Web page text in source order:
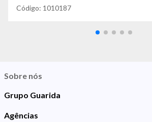
Código: 1010187
Sobre nós
Grupo Guarida
Agências